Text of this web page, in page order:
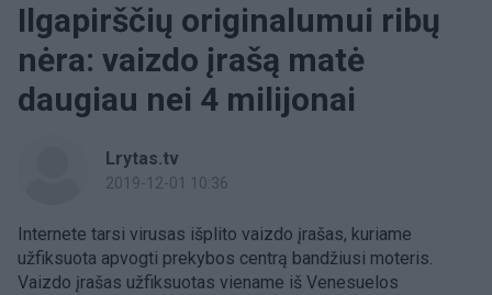
Ilgapirščių originalumui ribų
nėra: vaizdo įrašą matė
daugiau nei 4 milijonai
Lrytas.tv
2019-12-01 10:36
Internete tarsi virusas išplito vaizdo įrašas, kuriame
užfiksuota apvogti prekybos centrą bandžiusi moteris.
Vaizdo įrašas užfiksuotas viename iš Venesuelos